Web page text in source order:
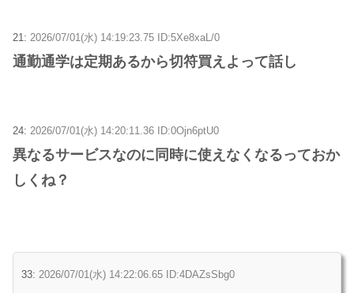
21: 2026/07/01(水) 14:19:23.75 ID:5Xe8xaL/0
通勤通学は定期あるから切符買えよって話し
24: 2026/07/01(水) 14:20:11.36 ID:0Ojn6ptU0
異なるサービスなのに同時に使えなくなるっておか
しくね？
33: 2026/07/01(水) 14:22:06.65 ID:4DAZsSbg0